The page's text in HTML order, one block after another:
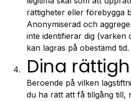
rättigheter eller förebygga
Anonymiserad och
inte identifierar dig (varken
kan lagras på obestämd tid.
Dina
Beroende på vilken
du ha rätt att få tillgång till,